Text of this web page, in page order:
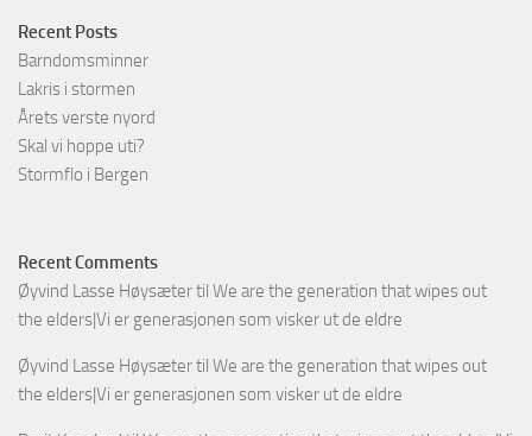
Recent Posts
Barndomsminner
Lakris i stormen
Årets verste nyord
Skal vi hoppe uti?
Stormflo i Bergen
Recent Comments
Øyvind Lasse Høysætertil We are the generation that wipes out
the elders|Vi er generasjonen som visker ut de eldre
Øyvind Lasse Høysætertil We are the generation that wipes out
the elders|Vi er generasjonen som visker ut de eldre